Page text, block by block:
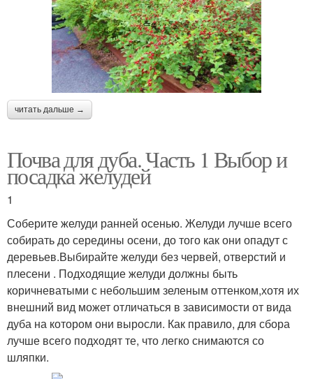
читать дальше →
Почва для дуба. Часть 1 Выбор и
посадка желудей
1
Соберите желуди ранней осенью. Желуди лучше всего
собирать до середины осени, до того как они опадут с
деревьев.Выбирайте желуди без червей, отверстий и
плесени . Подходящие желуди должны быть
коричневатыми с небольшим зеленым оттенком,хотя их
внешний вид может отличаться в зависимости от вида
дуба на котором они выросли. Как правило, для сбора
лучше всего подходят те, что легко снимаются со
шляпки.